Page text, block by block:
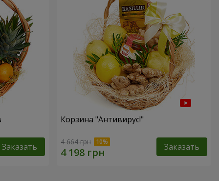
Заказать
Корзина "Антивирус!"
4 664 грн Заказать